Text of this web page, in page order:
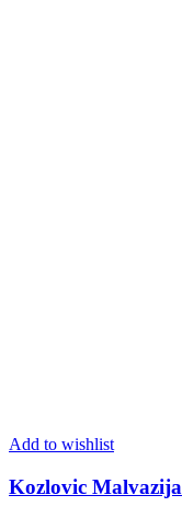
Add to wishlist
Kozlovic Malvazija